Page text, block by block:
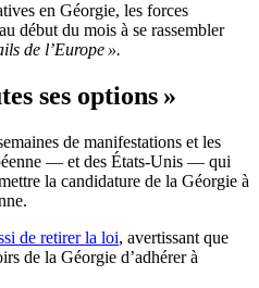
en Géorgie, les forces
début du mois à se rassembler
de l’Europe ».
ses options »
de manifestations et les
— et des États-Unis — qui
la candidature de la Géorgie à
de retirer la loi, avertissant que
de la Géorgie d’adhérer à